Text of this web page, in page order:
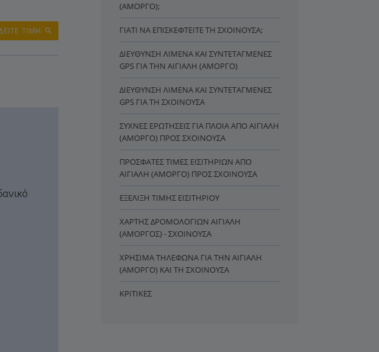
ΤΙΜΗ
(ΑΜΟΡΓΌ);
ΓΙΑΤΊ ΝΑ ΕΠΙΣΚΕΦΤΕΊΤΕ ΤΗ ΣΧΟΙΝΟΎΣΑ;
ΔΙΕΎΘΥΝΣΗ ΛΙΜΈΝΑ ΚΑΙ ΣΥΝΤΕΤΑΓΜΈΝΕΣ
GPS ΓΙΑ ΤΗΝ ΑΙΓΙΆΛΗ (ΑΜΟΡΓΌ)
ΔΙΕΎΘΥΝΣΗ ΛΙΜΈΝΑ ΚΑΙ ΣΥΝΤΕΤΑΓΜΈΝΕΣ
GPS ΓΙΑ ΤΗ ΣΧΟΙΝΟΎΣΑ
ΣΥΧΝΈΣ ΕΡΩΤΉΣΕΙΣ ΓΙΑ ΠΛΟΊΑ ΑΠΌ ΑΙΓΙΆΛΗ
(ΑΜΟΡΓΌ) ΠΡΟΣ ΣΧΟΙΝΟΎΣΑ
ΠΡΌΣΦΑΤΕΣ ΤΙΜΈΣ ΕΙΣΙΤΗΡΊΩΝ ΑΠΌ
ΑΙΓΙΆΛΗ (ΑΜΟΡΓΌ) ΠΡΟΣ ΣΧΟΙΝΟΎΣΑ
ΕΞΈΛΙΞΗ ΤΙΜΉΣ ΕΙΣΙΤΗΡΊΟΥ
ΧΆΡΤΗΣ ΔΡΟΜΟΛΟΓΊΩΝ ΑΙΓΙΆΛΗ
(ΑΜΟΡΓΌΣ) - ΣΧΟΙΝΟΎΣΑ
ΧΡΉΣΙΜΑ ΤΗΛΈΦΩΝΑ ΓΙΑ ΤΗΝ ΑΙΓΙΆΛΗ
(ΑΜΟΡΓΌ) ΚΑΙ ΤΗ ΣΧΟΙΝΟΎΣΑ
ΚΡΙΤΙΚΈΣ